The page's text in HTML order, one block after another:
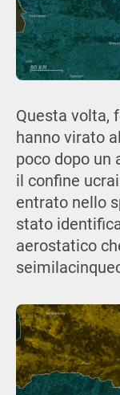
Questa volta,
hanno virato
poco dopo un
il confine
entrato nello
stato
aerostatico